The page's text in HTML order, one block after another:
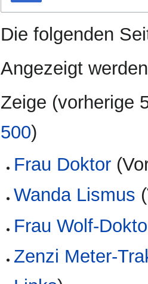
Die folgenden
Angezeigt
Zeige (vorherige
500)
Frau Doktor
Wanda Lismus
Frau Wolf-
Zenzi Meter-